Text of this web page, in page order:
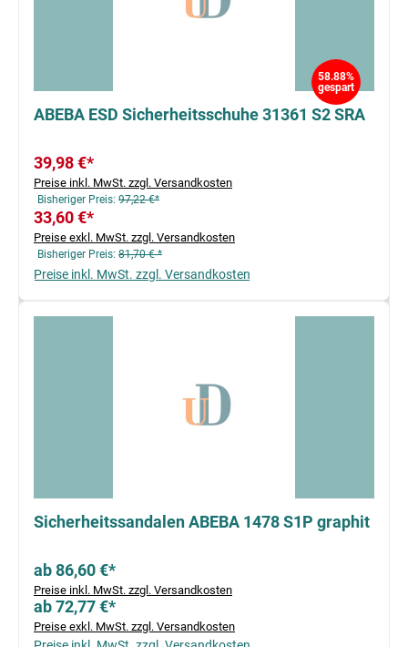
ABEBA ESD Sicherheitsschuhe 31361 S2 SRA
39,98 €*
Preise inkl. MwSt. zzgl. Versandkosten
Bisheriger Preis: 97,22 €*
58.88%
gespart
33,60 €*
Preise exkl. MwSt. zzgl. Versandkosten
Bisheriger Preis: 81,70 € *
Preise inkl. MwSt. zzgl. Versandkosten
Sicherheitssandalen ABEBA 1478 S1P graphit
ab 86,60 €*
Preise inkl. MwSt. zzgl. Versandkosten
ab 72,77 €*
Preise exkl. MwSt. zzgl. Versandkosten